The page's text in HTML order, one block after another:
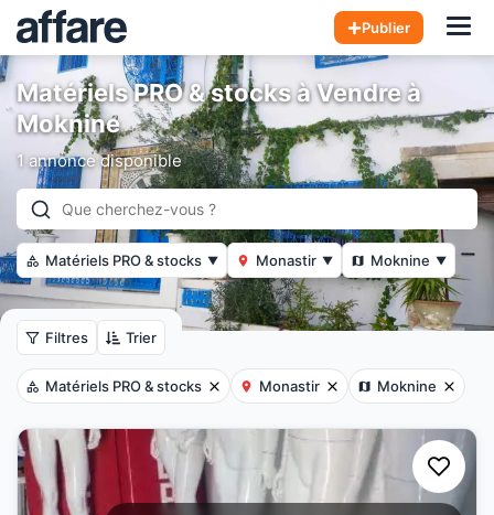
Publier
Matériels PRO & stocks à Vendre à
Moknine
1 annonce disponible
Matériels PRO & stocks ▼ Monastir ▼ Moknine ▼
Filtres Trier
Matériels PRO & stocks Monastir Moknine